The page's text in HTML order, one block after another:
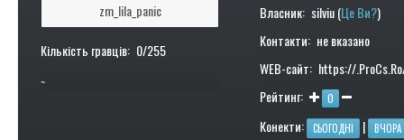
zm_lila_panic
Кількість гравців: 0/255
~
Власник: silviu (Це Ви?)
Контакти: не вказано
WEB-сайт: https://
Рейтинг:
0
Конекти: СЬОГОДНІ | ВЧОРА